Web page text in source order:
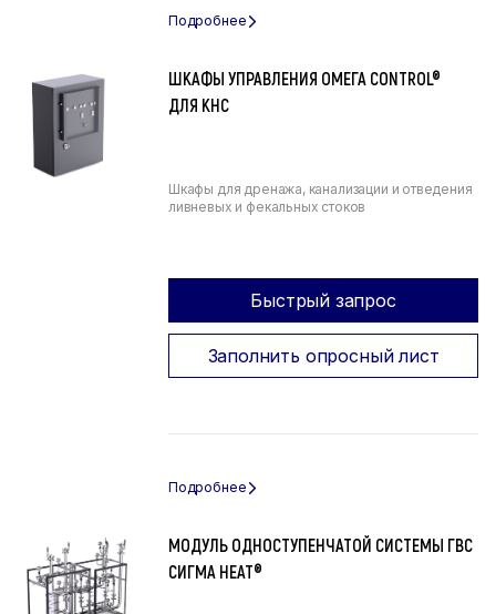
ШКАФЫ УПРАВЛЕНИЯ ОМЕГА CONTROL®
ДЛЯ КНС
Шкафы для дренажа, канализации и отведения
ливневых и фекальных стоков
Быстрый запрос
Заполнить опросный лист
МОДУЛЬ ОДНОСТУПЕНЧАТОЙ СИСТЕМЫ ГВС
СИГМА HEAT®